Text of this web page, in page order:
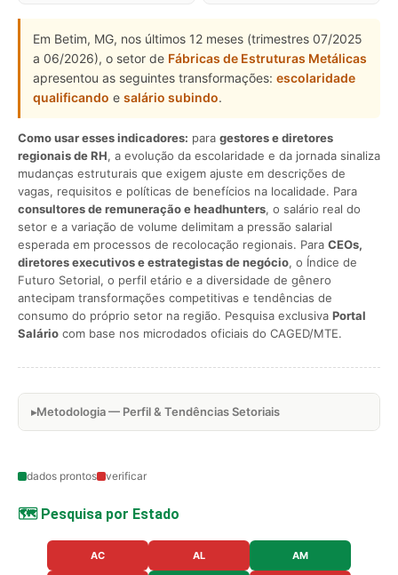
Em Betim, MG, nos últimos 12 meses (trimestres 07/2025
a 06/2026), o setor de Fábricas de Estruturas Metálicas
apresentou as seguintes transformações: escolaridade
qualificando e salário subindo.
Como usar esses indicadores: para gestores e diretores
regionais de RH, a evolução da escolaridade e da jornada sinaliza
mudanças estruturais que exigem ajuste em descrições de
vagas, requisitos e políticas de benefícios na localidade. Para
consultores de remuneração e headhunters, o salário real do
setor e a variação de volume delimitam a pressão salarial
esperada em processos de recolocação regionais. Para CEOs,
diretores executivos e estrategistas de negócio, o Índice de
Futuro Setorial, o perfil etário e a diversidade de gênero
antecipam transformações competitivas e tendências de
consumo do próprio setor na região. Pesquisa exclusiva Portal
Salário com base nos microdados oficiais do CAGED/MTE.
Metodologia — Perfil & Tendências Setoriais
dados prontos verificar
🗺️ Pesquisa por Estado
AC AL AM